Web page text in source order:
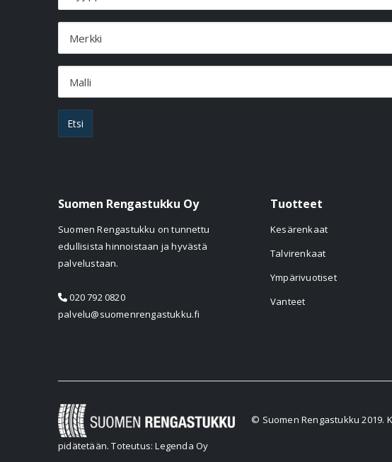
Merkki
Malli
Etsi
Suomen Rengastukku Oy
Suomen Rengastukku on tunnettu
edullisista hinnoistaan ja hyvästä
palvelustaan.
020 792 0820
palvelu@suomenrengastukku.fi
Tuotteet
Kesärenkaat
Talvirenkaat
Ympärivuotiset
Vanteet
© Suomen Rengastukku 2019.
pidätetään.Toteutus: Legenda Oy